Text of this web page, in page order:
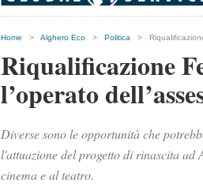
Home > Alghero Eco > Politica >
Riqualificazione
l’operato
Diverse sono le opportunità che
l'attuazione del progetto di rinascita ad
cinema e al teatro.